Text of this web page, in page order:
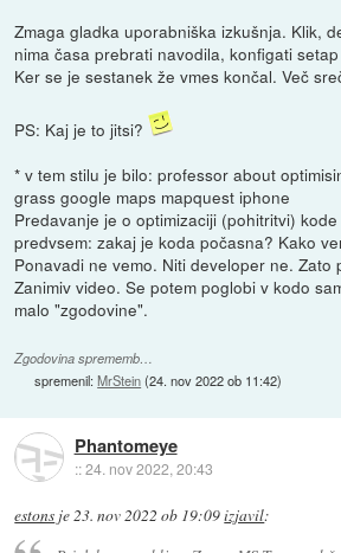
Zmaga gladka uporabniška izkušnja. Klik,
nima časa prebrati navodila, konfigati
Ker se je sestanek že vmes končal. Več
PS: Kaj je to jitsi?
* v tem stilu je bilo: professor about
grass google maps mapquest iphone
Predavanje je o optimizaciji (pohitritvi)
predvsem: zakaj je koda počasna? Kako
Ponavadi ne vemo. Niti developer ne. Zato
Zanimiv video. Se potem poglobi v kodo
malo "zgodovine".
Zgodovina sprememb…
spremenil:MrStein(24. nov 2022 ob 11:42)
Phantomeye
::24. nov 2022, 20:43
estons je23. nov 2022 ob 19:09izjavil: